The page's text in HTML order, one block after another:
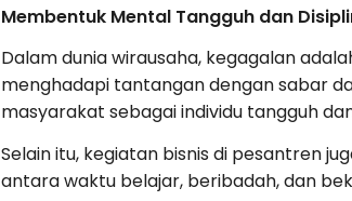
Membentuk Mental Tangguh dan
Dalam dunia wirausaha, kegagalan
menghadapi tantangan dengan sabar
masyarakat sebagai individu tangguh
Selain itu, kegiatan bisnis di pesantren
antara waktu belajar, beribadah, dan